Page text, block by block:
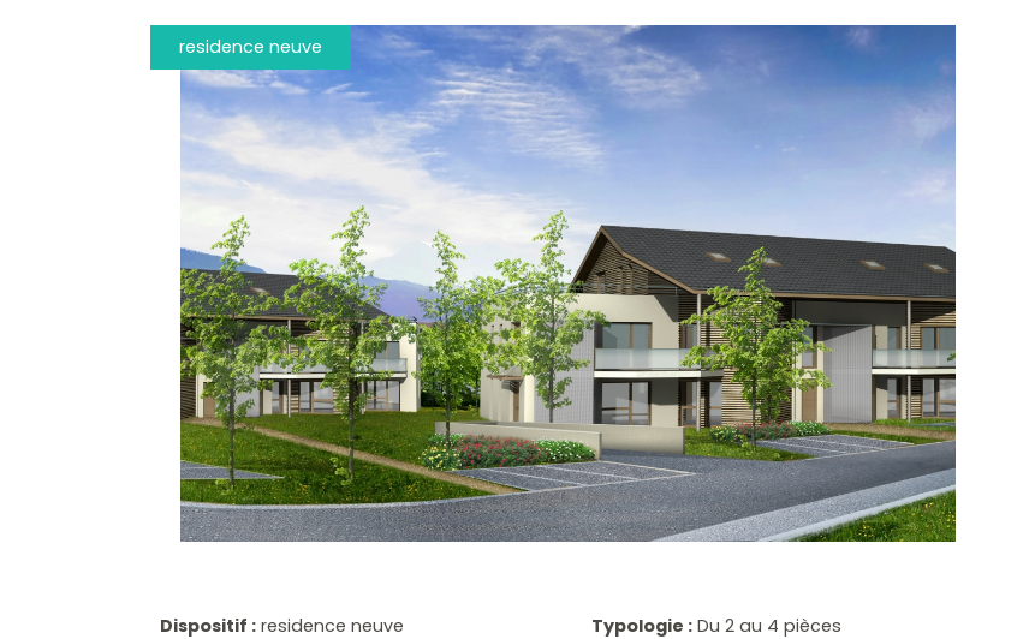
residence neuve
Dispositif : residence neuve
Typologie : Du 2 au 4 pièces